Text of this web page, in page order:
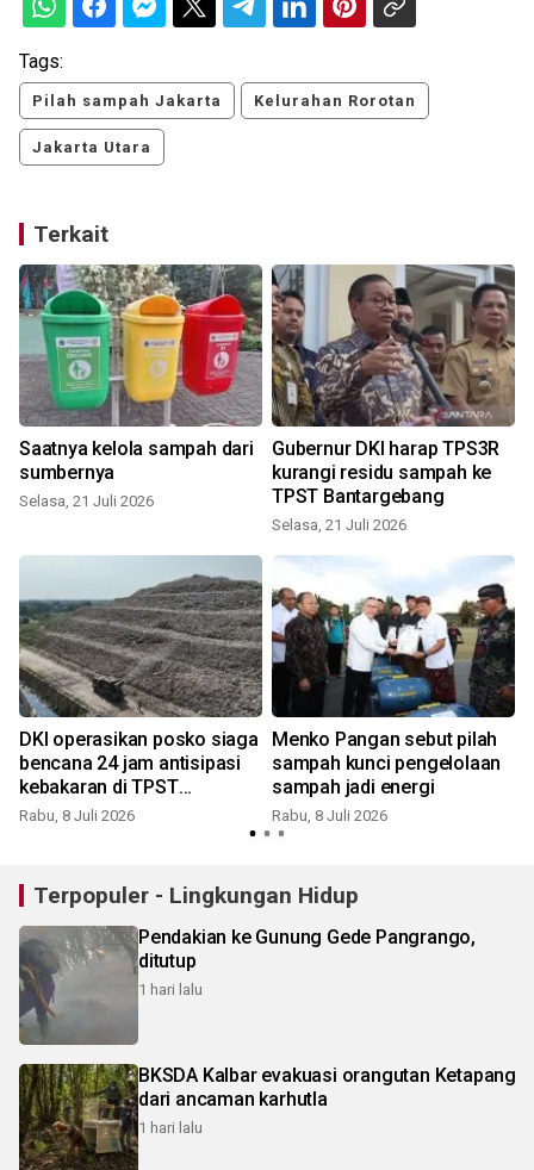
Tags:
Pilah sampah Jakarta Kelurahan Rorotan
Jakarta Utara
Terkait
Saatnya kelola sampah dari
sumbernya
Selasa, 21 Juli 2026
Gubernur DKI harap TPS3R
kurangi residu sampah ke
TPST Bantargebang
Selasa, 21 Juli 2026
DKI operasikan posko siaga
bencana 24 jam antisipasi
kebakaran di TPST
Bantargebang
Rabu, 8 Juli 2026
Menko Pangan sebut pilah
sampah kunci pengelolaan
sampah jadi energi
Rabu, 8 Juli 2026
Terpopuler - Lingkungan Hidup
Pendakian ke Gunung Gede Pangrango,
ditutup
1 hari lalu
BKSDA Kalbar evakuasi orangutan Ketapang
dari ancaman karhutla
1 hari lalu